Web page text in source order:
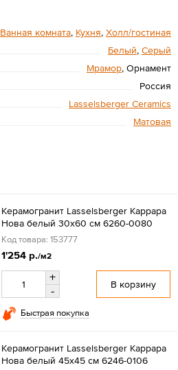
Ванная комната, Кухня, Холл/гостиная
Белый, Серый
Мрамор, Орнамент
Россия
Lasselsberger Ceramics
Матовая
Керамогранит Lasselsberger Каррара
Нова белый 30х60 см 6260-0080
Код товара: 153777
1'254 р./м2
+
-
В корзину
Быстрая покупка
Керамогранит Lasselsberger Каррара
Нова белый 45х45 см 6246-0106